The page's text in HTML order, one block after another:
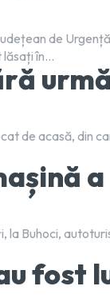
de
în...
de acasă, din
la Buhoci,
fost